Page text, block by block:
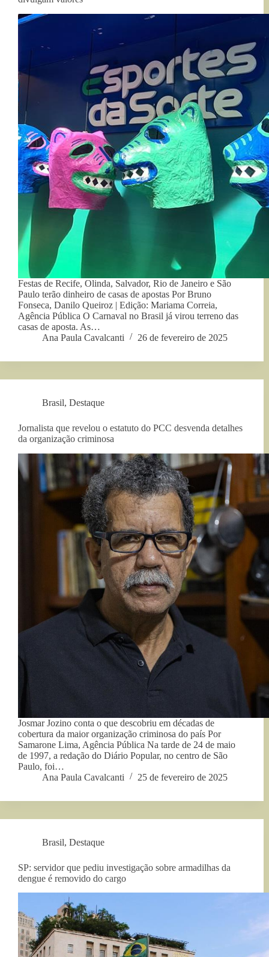
Festas de Recife, Olinda, Salvador, Rio de Janeiro e São
Paulo terão dinheiro de casas de apostas Por Bruno
Fonseca, Danilo Queiroz | Edição: Mariama Correia,
Agência Pública O Carnaval no Brasil já virou terreno das
casas de aposta. As…
Ana Paula Cavalcanti
26 de fevereiro de 2025
Brasil, Destaque
Jornalista que revelou o estatuto do PCC desvenda detalhes
da organização criminosa
Josmar Jozino conta o que descobriu em décadas de
cobertura da maior organização criminosa do país Por
Samarone Lima, Agência Pública Na tarde de 24 de maio
de 1997, a redação do Diário Popular, no centro de São
Paulo, foi…
Ana Paula Cavalcanti
25 de fevereiro de 2025
Brasil, Destaque
SP: servidor que pediu investigação sobre armadilhas da
dengue é removido do cargo